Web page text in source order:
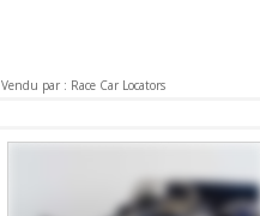
Vendu par : Race Car Locators